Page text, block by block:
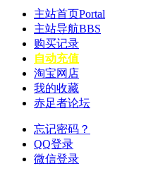
主站首页Portal
主站导航BBS
购买记录
自动充值
淘宝网店
我的收藏
赤足者论坛
忘记密码？
QQ登录
微信登录